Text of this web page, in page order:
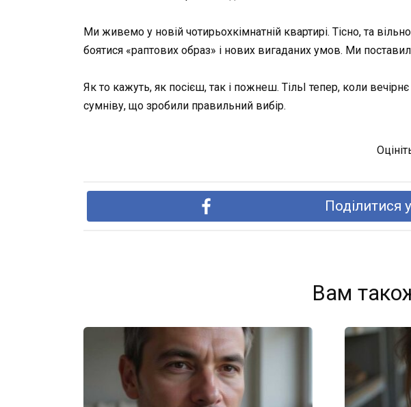
Ми живемо у новій чотирьохкімнатній квартирі. Тісно, та
боятися «раптових образ» і нових вигаданих умов. Ми
Як то кажуть, як посієш, так і пожнеш. ТільІ тепер, коли
сумніву, що зробили правильний вибір.
Поділитися
Вам